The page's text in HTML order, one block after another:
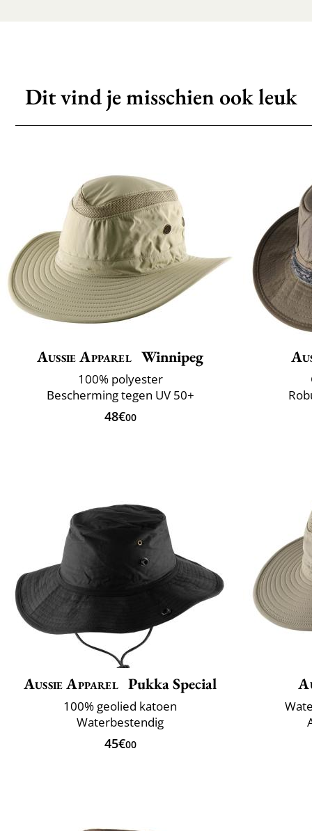
Dit vind je misschien ook leuk
Aussie Apparel Winnipeg
100% polyester
Bescherming tegen UV 50+
48€00
Aussie Apparel Pukka Special
100% geolied katoen
Waterbestendig
45€00